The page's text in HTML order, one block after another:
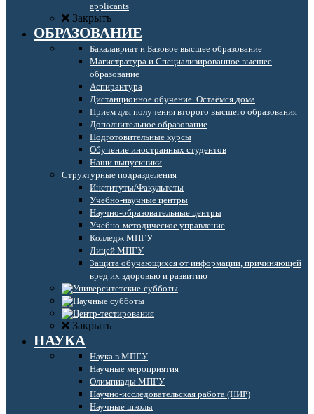
applicants
Закрыть
ОБРАЗОВАНИЕ
Бакалавриат и Базовое высшее образование
Магистратура и Специализированное высшее
образование
Аспирантура
Дистанционное обучение. Остаёмся дома
Прием для получения второго высшего образования
Дополнительное образование
Подготовительные курсы
Обучение иностранных студентов
Наши выпускники
Структурные подразделения
Институты/Факультеты
Учебно-научные центры
Научно-образовательные центры
Учебно-методическое управление
Колледж МПГУ
Лицей МПГУ
Защита обучающихся от информации, причиняющей
вред их здоровью и развитию
Закрыть
НАУКА
Наука в МПГУ
Научные мероприятия
Олимпиады МПГУ
Научно-исследовательская работа (НИР)
Научные школы